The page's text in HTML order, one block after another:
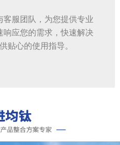
客服团队，为您提供专业
响应您的需求，快速解决
贴心的使用指导。